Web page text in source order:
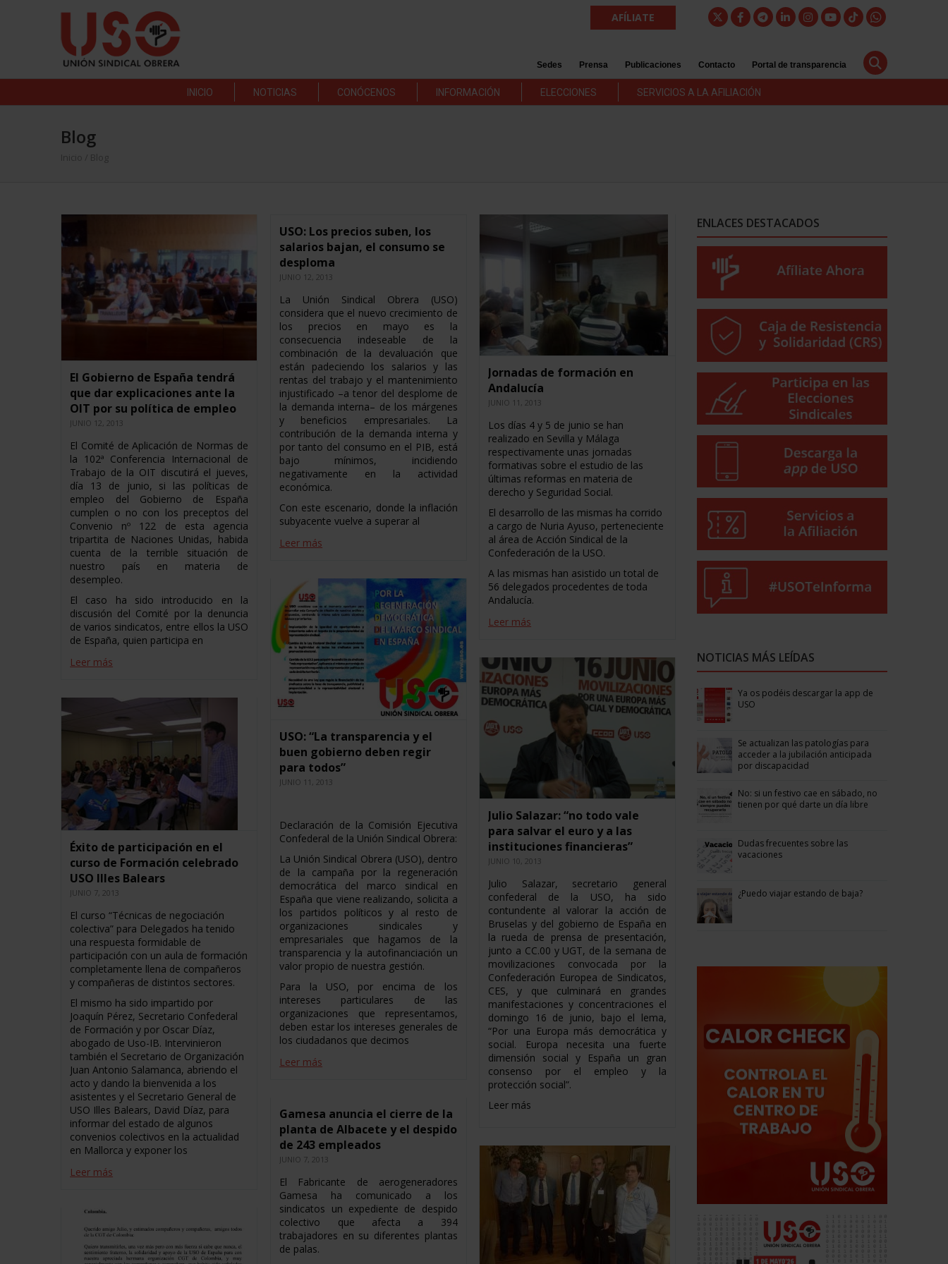
AFÍLIATE
Sedes Prensa Publicaciones Contacto Portal de transparencia
INICIO NOTICIAS CONÓCENOS INFORMACIÓN ELECCIONES SERVICIOS A LA AFILIACIÓN
Blog
Inicio / Blog
El Gobierno de España tendrá
que dar explicaciones ante la
OIT por su política de empleo
JUNIO 12, 2013
El Comité de Aplicación de Normas de
la 102ª Conferencia Internacional de
Trabajo de la OIT discutirá el jueves,
día 13 de junio, si las políticas de
empleo del Gobierno de España
cumplen o no con los preceptos del
Convenio nº 122 de esta agencia
tripartita de Naciones Unidas, habida
cuenta de la terrible situación de
nuestro país en materia de
desempleo.
El caso ha sido introducido en la
discusión del Comité por la denuncia
de varios sindicatos, entre ellos la USO
de España, quien participa en
Leer más
USO: Los precios suben, los
salarios bajan, el consumo se
desploma
JUNIO 12, 2013
La Unión Sindical Obrera (USO)
considera que el nuevo crecimiento de
los precios en mayo es la
consecuencia indeseable de la
combinación de la devaluación que
están padeciendo los salarios y las
rentas del trabajo y el mantenimiento
injustificado –a tenor del desplome de
la demanda interna– de los márgenes
y beneficios empresariales. La
contribución de la demanda interna y
por tanto del consumo en el PIB, está
bajo mínimos, incidiendo
negativamente en la actividad
económica.
Con este escenario, donde la inflación
subyacente vuelve a superar al
Leer más
Jornadas de formación en
Andalucía
JUNIO 11, 2013
Los días 4 y 5 de junio se han
realizado en Sevilla y Málaga
respectivamente unas jornadas
formativas sobre el estudio de las
últimas reformas en materia de
derecho y Seguridad Social.
El desarrollo de las mismas ha corrido
a cargo de Nuria Ayuso, perteneciente
al área de Acción Sindical de la
Confederación de la USO.
A las mismas han asistido un total de
56 delegados procedentes de toda
Andalucía.
Leer más
USO: “La transparencia y el
buen gobierno deben regir
para todos”
JUNIO 11, 2013
Declaración de la Comisión Ejecutiva
Confederal de la Unión Sindical Obrera:
La Unión Sindical Obrera (USO), dentro
de la campaña por la regeneración
democrática del marco sindical en
España que viene realizando, solicita a
los partidos políticos y al resto de
organizaciones sindicales y
empresariales que hagamos de la
transparencia y la autofinanciación un
valor propio de nuestra gestión.
Para la USO, por encima de los
intereses particulares de las
organizaciones que representamos,
deben estar los intereses generales de
los ciudadanos que decimos
Leer más
Julio Salazar: “no todo vale
para salvar el euro y a las
instituciones financieras”
JUNIO 10, 2013
Julio Salazar, secretario general
confederal de la USO, ha sido
contundente al valorar la acción de
Bruselas y del gobierno de España en
la rueda de prensa de presentación,
junto a CC.00 y UGT, de la semana de
movilizaciones convocada por la
Confederación Europea de Sindicatos,
CES, y que culminará en grandes
manifestaciones y concentraciones el
domingo 16 de junio, bajo el lema,
“Por una Europa más democrática y
social. Europa necesita una fuerte
dimensión social y España un gran
consenso por el empleo y la
protección social”.
Leer más
Éxito de participación en el
curso de Formación celebrado
USO Illes Balears
JUNIO 7, 2013
El curso “Técnicas de negociación
colectiva” para Delegados ha tenido
una respuesta formidable de
participación con un aula de formación
completamente llena de compañeros
y compañeras de distintos sectores.
El mismo ha sido impartido por
Joaquín Pérez, Secretario Confederal
de Formación y por Oscar Díaz,
abogado de Uso-IB. Intervinieron
también el Secretario de Organización
Juan Antonio Salamanca, abriendo el
acto y dando la bienvenida a los
asistentes y el Secretario General de
USO Illes Balears, David Díaz, para
informar del estado de algunos
convenios colectivos en la actualidad
en Mallorca y exponer los
Leer más
Gamesa anuncia el cierre de la
planta de Albacete y el despido
de 243 empleados
JUNIO 7, 2013
El Fabricante de aerogeneradores
Gamesa ha comunicado a los
sindicatos un expediente de despido
colectivo que afecta a 394
trabajadores en su diferentes plantas
de palas.
ENLACES DESTACADOS
NOTICIAS MÁS LEÍDAS
Ya os podéis descargar la app de
USO
Se actualizan las patologías para
acceder a la jubilación anticipada
por discapacidad
No: si un festivo cae en sábado, no
tienen por qué darte un día libre
Dudas frecuentes sobre las
vacaciones
¿Puedo viajar estando de baja?